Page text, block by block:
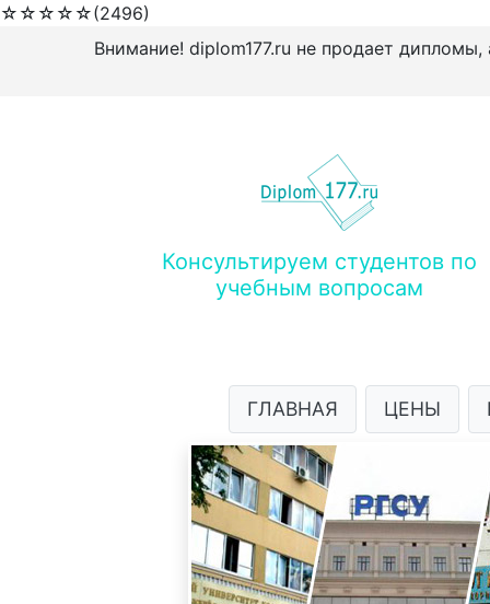
☆ ☆ ☆ ☆ ☆(2496)
Внимание! diplom177.ru не продает
Консультируем студентов по
учебным вопросам
ГЛАВНАЯ ЦЕНЫ